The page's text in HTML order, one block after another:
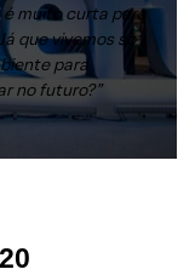
é muito curta para
que vivemos só
para
no futuro?”